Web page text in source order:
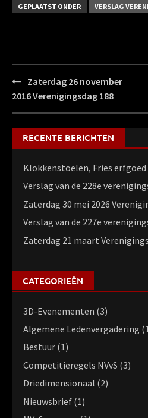
GEPLAATST ONDER VERSLAG
Bericht
navigatie
Zaterdag 26 november
2016 Verenigingsdag 188
RECENTE BERICHTEN
Klokkenstoelen, Fries erfgoed
Verslag van de 228e
Zaterdag 30 mei 2026
Verslag van de 227e
Zaterdag 21 maart
CATEGORIEËN
3D-Evenementen (3)
Algemene Ledenvergadering
Bestuur (1)
Competitieregels NVvS (3)
Driedimensionaal (2)
Nieuwsbrief (1)